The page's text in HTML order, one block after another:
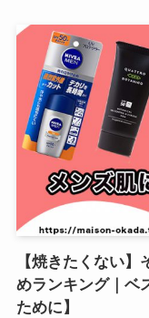
【焼きたくない
めランキング｜ベ
ために】